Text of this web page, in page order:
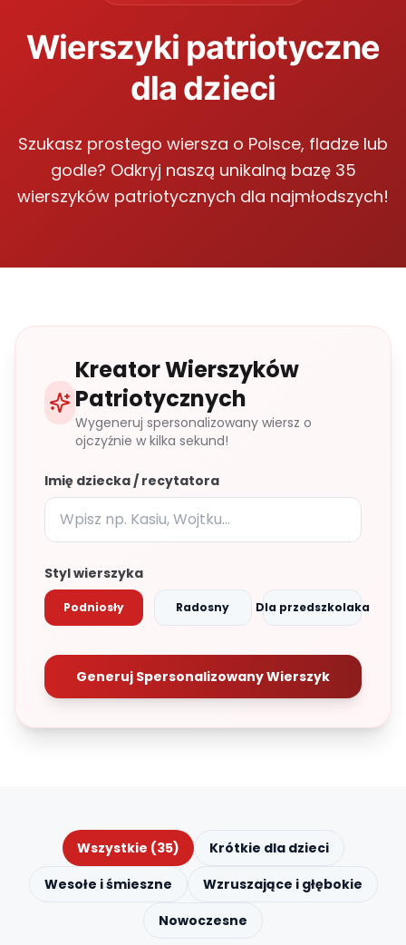
Wierszyki patriotyczne
dla dzieci
Szukasz prostego wiersza o Polsce, fladze lub
godle? Odkryj naszą unikalną bazę 35
wierszyków patriotycznych dla najmłodszych!
Kreator Wierszyków
Patriotycznych
Wygeneruj spersonalizowany wiersz o
ojczyźnie w kilka sekund!
Imię dziecka / recytatora
Styl wierszyka
Podniosły Radosny Dla przedszkolaka
Generuj Spersonalizowany Wierszyk
Wszystkie (35)
Krótkie dla dzieci
Wesołe i śmieszne
Wzruszające i głębokie
Nowoczesne